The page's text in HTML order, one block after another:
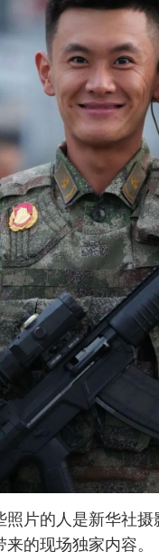
照片的人是新华社
的现场独家内容。